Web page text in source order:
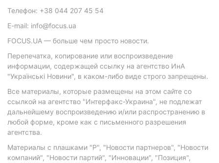
Телефон: +38 044 207 45 54
E-mail: info@focus.ua
FOCUS.UA — больше чем просто новости.
Перепечатка, копирование или воспроизведение
информации, содержащей ссылку на агентство ИнА
"Українські Новини", в каком-либо виде строго запрещены.
Все материалы, которые размещены на этом сайте со
ссылкой на агентство "Интерфакс-Украина", не подлежат
дальнейшему воспроизведению и/или распространению в
любой форме, кроме как с письменного разрешения
агентства.
Материалы с плашками "Р", "Новости партнеров", "Новости
компаний", "Новости партий", "Инновации", "Позиция",